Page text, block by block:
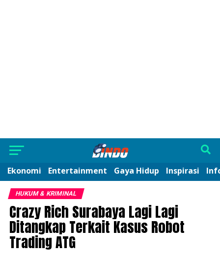
Ekonomi Entertainment Gaya Hidup Inspirasi
HUKUM & KRIMINAL
Crazy Rich Surabaya Lagi Lagi
Ditangkap Terkait Kasus Robot
Trading ATG